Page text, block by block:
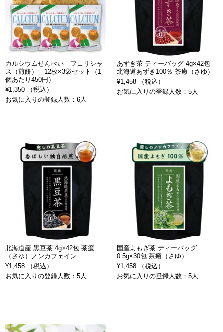
カルシウムせんべい フェリシャ
ス（煎餅） 12枚×3袋セット（1
個あたり450円）
¥1,350 （税込）
お気に入りの登録人数：6人
あずき茶 ティーバッグ 4g×42包
北海道あずき100％ 茶癒（さゆ）
¥1,458 （税込）
お気に入りの登録人数：5人
北海道産 黒豆茶 4g×42包 茶癒
（さゆ）ノンカフェイン
¥1,458 （税込）
お気に入りの登録人数：5人
国産よもぎ茶 ティーバッグ
0.5g×30包 茶癒（さゆ）
¥1,458 （税込）
お気に入りの登録人数：5人